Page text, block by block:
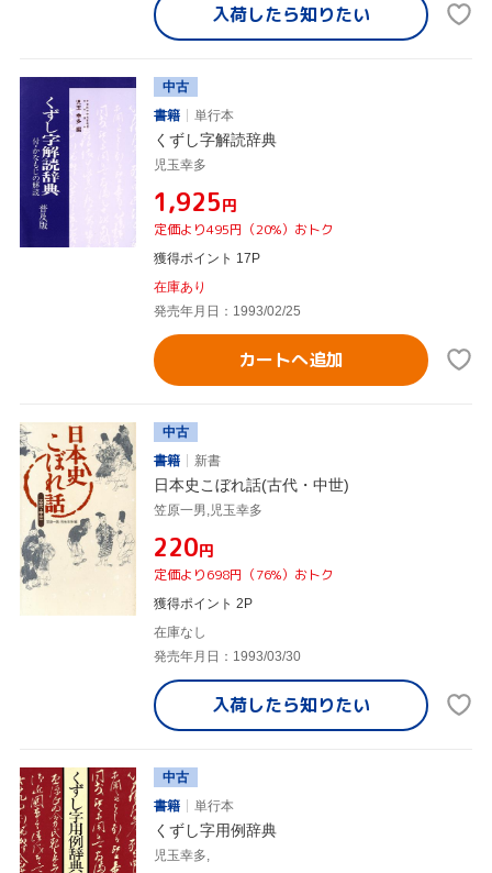
入荷したら知りたい
中古
書籍
単行本
くずし字解読辞典
児玉幸多
¥1,925円
定価より495円（20%）おトク
獲得ポイント 17P
在庫あり
発売年月日：1993/02/25
カートへ追加
中古
書籍
新書
日本史こぼれ話(古代・中世)
笠原一男,児玉幸多
¥220円
定価より698円（76%）おトク
獲得ポイント 2P
在庫なし
発売年月日：1993/03/30
入荷したら知りたい
中古
書籍
単行本
くずし字用例辞典
児玉幸多,